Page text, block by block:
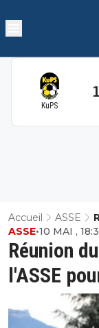
KuPS
Accueil ASSE
Réunion
l'ASSE
ASSE•10 MAI ,